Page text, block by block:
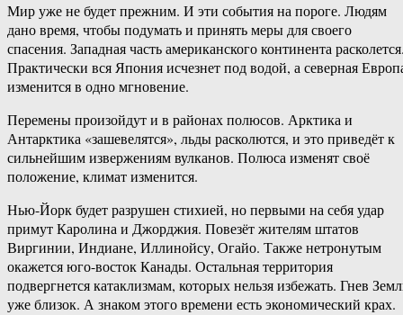
Мир уже не будет прежним. И эти события на пороге. Людям
дано время, чтобы подумать и принять меры для своего
спасения. Западная часть американского континента
Практически вся Япония исчезнет под водой, а северная
изменится в одно мгновение.
Перемены произойдут и в районах полюсов. Арктика и
Антарктика «зашевелятся», льды расколются, и это приведёт к
сильнейшим извержениям вулканов. Полюса изменят своё
положение, климат изменится.
Нью-Йорк будет разрушен стихией, но первыми на себя удар
примут Каролина и Джорджия. Повезёт жителям штатов
Виргинии, Индиане, Иллинойсу, Огайо. Также нетронутым
окажется юго-восток Канады. Остальная территория
подвергнется катаклизмам, которых нельзя избежать. Гнев
уже близок. А знаком этого времени есть экономический крах.